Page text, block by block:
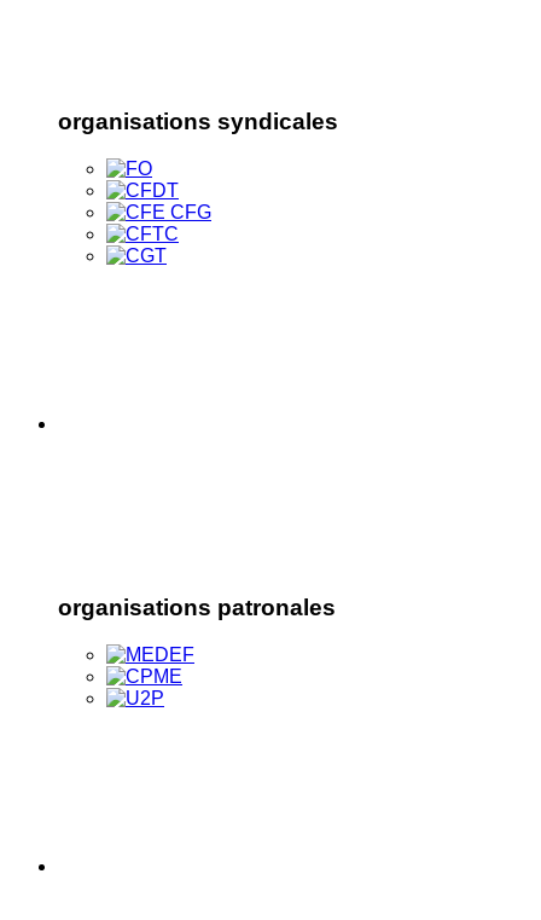
organisations syndicales
organisations patronales